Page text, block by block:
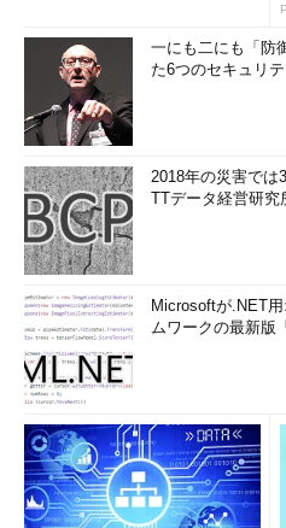
一にも二にも「
た6つのセキュリ
2018年の災害では
TTデータ経営研究
Microsoftが.NET
ムワークの最新版